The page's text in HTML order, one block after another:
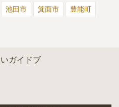
池田市 箕面市 豊能町